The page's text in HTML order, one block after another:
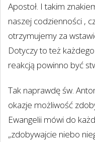
Apostoł. I takim
naszej codzienności ,
otrzymujemy za
Dotyczy to też
reakcją powinno być
Tak naprawdę św.
okazje możliwość
Ewangelii mówi do
„zdobywajcie niebo